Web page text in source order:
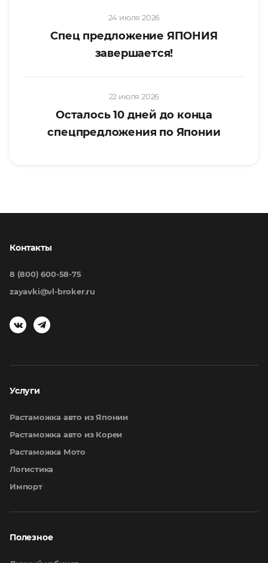
24 июля 2026
Спец предложение ЯПОНИЯ
завершается!
22 июля 2026
Осталось 10 дней до конца
спецпредложения по Японии
Услуги
Растаможка авто из Японии
Растаможка авто из Кореи
Растаможка Мото
Логистика
Импорт
Полезное
Контакты
8 (800) 600-58-75
zayavki@vl-broker.ru